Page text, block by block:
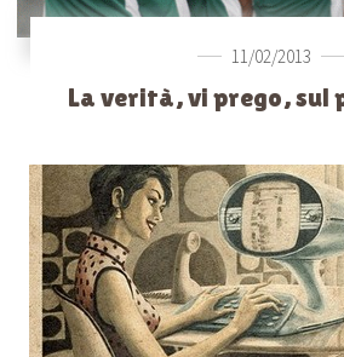
11/02/2013
La verità, vi prego, sul